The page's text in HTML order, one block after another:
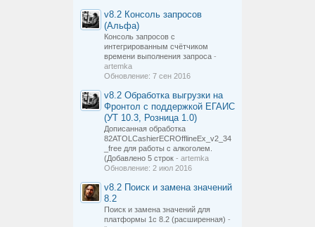
v8.2 Консоль запросов
(Альфа)
Консоль запросов с
интегрированным счётчиком
времени выполнения запроса -
artemka
Обновление: 7 сен 2016
v8.2 Обработка выгрузки на
Фронтол с поддержкой ЕГАИС
(УТ 10.3, Розница 1.0)
Дописанная обработка
82ATOLCashierECROfflineEx_v2_34
_free для работы с алкоголем.
(Добавлено 5 строк - artemka
Обновление: 2 июл 2016
v8.2 Поиск и замена значений
8.2
Поиск и замена значений для
платформы 1с 8.2 (расширенная) -